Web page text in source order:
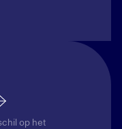
op het